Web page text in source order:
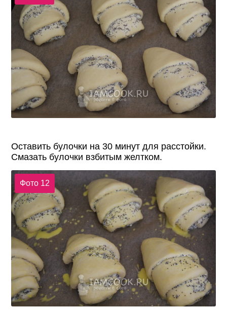
Оставить булочки на 30 минут для расстойки.
Смазать булочки взбитым желтком.
Фото 12